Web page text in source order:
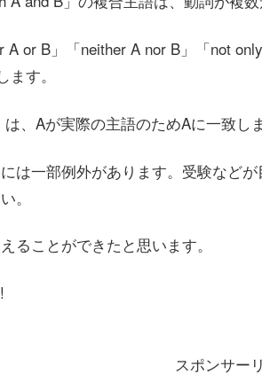
A or B」「neither A nor B」「not
す。
は、Aが実際の主語のためAに一致しま
は一部例外があります。受験など
。
ることができたと思います。
スポンサー